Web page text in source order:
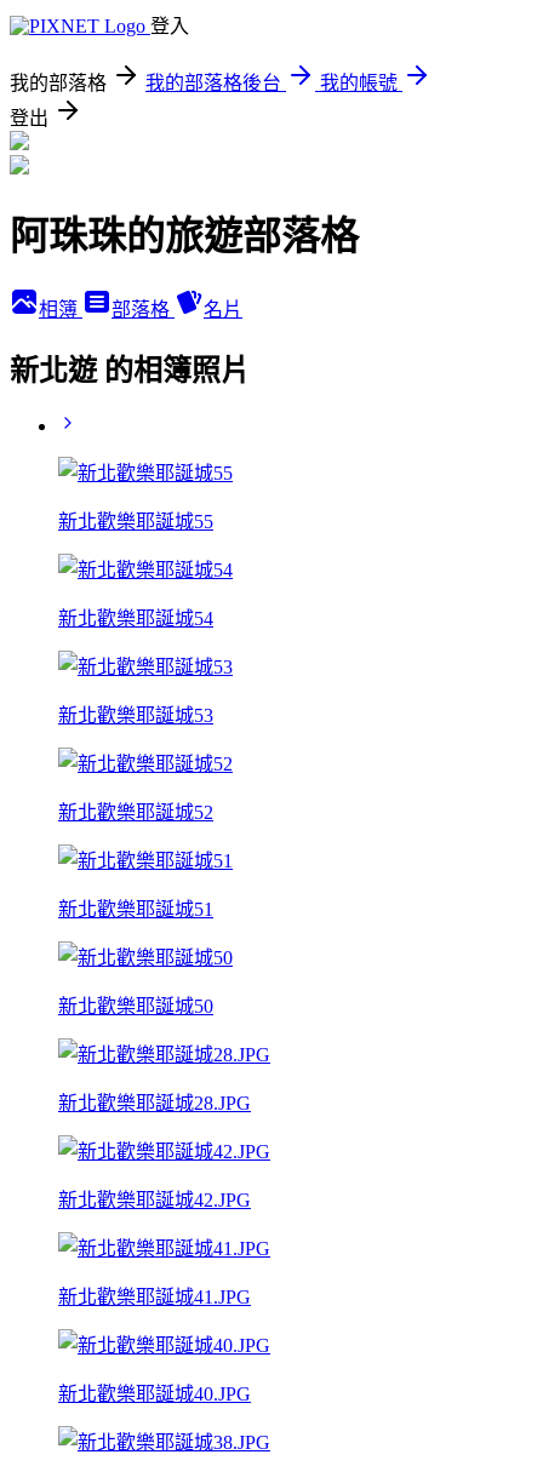
登入
我的部落格 我的部落格後台
我的帳號
登出
阿珠珠的旅遊部落格
相簿 部落格 名片
新北遊 的相簿照片
新北歡樂耶誕城55
新北歡樂耶誕城54
新北歡樂耶誕城53
新北歡樂耶誕城52
新北歡樂耶誕城51
新北歡樂耶誕城50
新北歡樂耶誕城28.JPG
新北歡樂耶誕城42.JPG
新北歡樂耶誕城41.JPG
新北歡樂耶誕城40.JPG